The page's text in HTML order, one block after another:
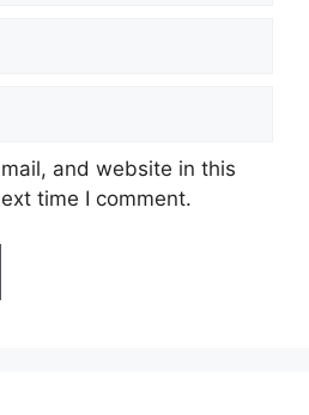
and website in this
time I comment.